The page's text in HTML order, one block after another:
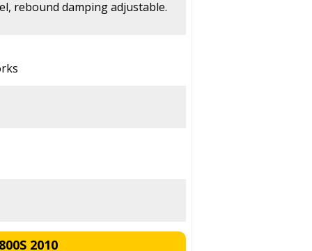
rebound damping adjustable.
2010